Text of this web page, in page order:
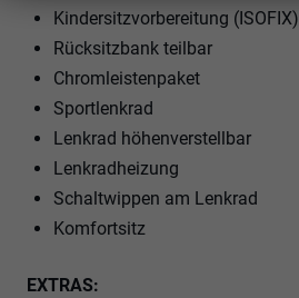
Kindersitzvorbereitung (ISOFIX)
Rücksitzbank teilbar
Chromleistenpaket
Sportlenkrad
Lenkrad höhenverstellbar
Lenkradheizung
Schaltwippen am Lenkrad
Komfortsitz
EXTRAS: